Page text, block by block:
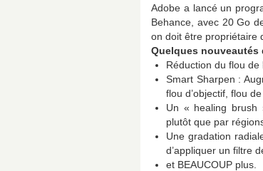
Adobe a lancé un
Behance, avec 20 Go
on doit être propriétaire
Quelques nouveautés
Réduction du flou de
Smart Sharpen :
flou d’objectif, flou
Un « healing brush
plutôt que par
Une gradation
d’appliquer un filtre
et BEAUCOUP plus.